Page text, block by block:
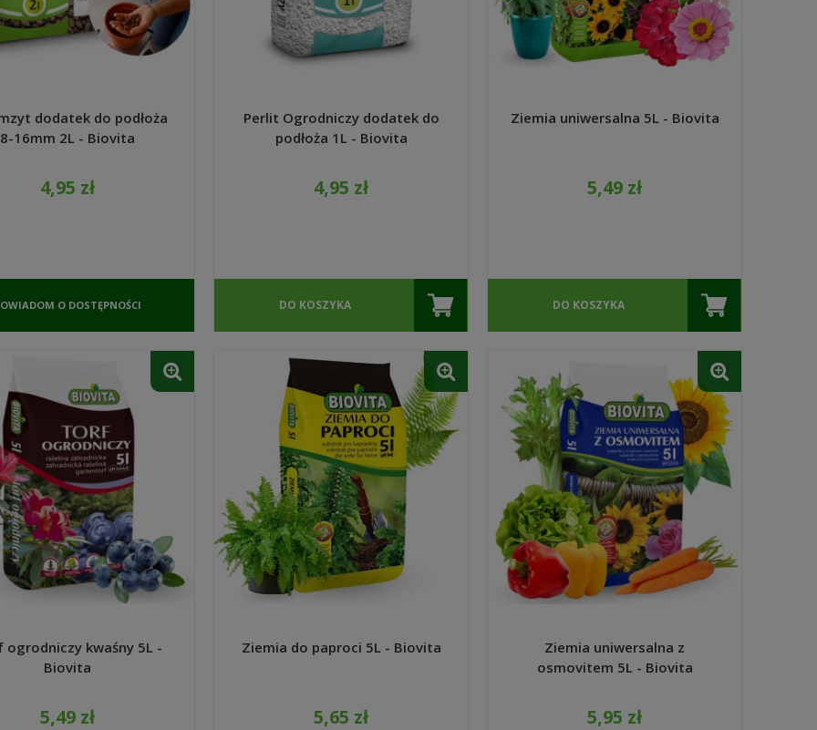
dodatek do podłoża
8-16mm 2L - Biovita
4,95 zł
O DOSTĘPNOŚCI
Perlit Ogrodniczy dodatek do
podłoża 1L - Biovita
4,95 zł
DO KOSZYKA
Ziemia uniwersalna 5L - Biovita
5,49 zł
DO KOSZYKA
ogrodniczy kwaśny 5L -
Biovita
5,49 zł
Ziemia do paproci 5L - Biovita
5,65 zł
Ziemia uniwersalna z
osmovitem 5L - Biovita
5,95 zł